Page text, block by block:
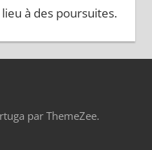
à des poursuites.
par ThemeZee.